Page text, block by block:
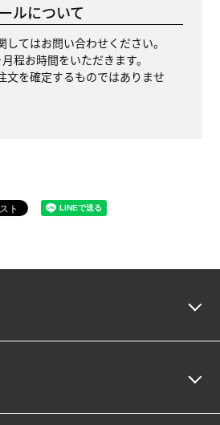
ルについて
してはお問い合わせください。
程お時間をいただきます。
文を確定するものではありませ